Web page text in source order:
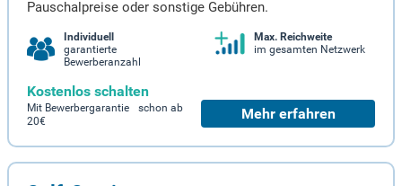
Pauschalpreise oder sonstige Gebühren.
Individuell
garantierte
Bewerberanzahl
Max. Reichweite
im gesamten Netzwerk
Kostenlos schalten
Mit Bewerbergarantie schon ab
20€
Mehr erfahren